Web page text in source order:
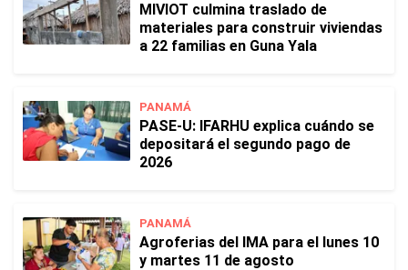
MIVIOT culmina traslado de
materiales para construir viviendas
a 22 familias en Guna Yala
PANAMÁ
PASE-U: IFARHU explica cuándo se
depositará el segundo pago de
2026
PANAMÁ
Agroferias del IMA para el lunes 10
y martes 11 de agosto